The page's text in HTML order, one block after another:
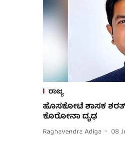
ರಾಜ್ಯ
ಹೊಸಕೋಟೆ ಶಾಸಕ
ಕೊರೋನಾ ದೃಢ
Raghavendra Adiga 08